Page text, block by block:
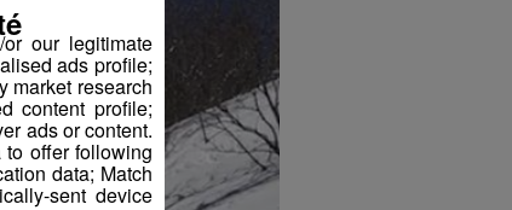
our legitimate
ads profile;
market research
content profile;
ads or content.
offer following
data; Match
sent device